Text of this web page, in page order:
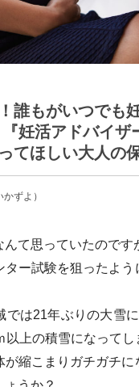
誰もがいつでも
妊活アドバイザ
てほしい大人の
かずよ）
て思っていたのです
ー試験を狙ったよう
では21年ぶりの大雪
以上の積雪になってし
が縮こまりガチガチに